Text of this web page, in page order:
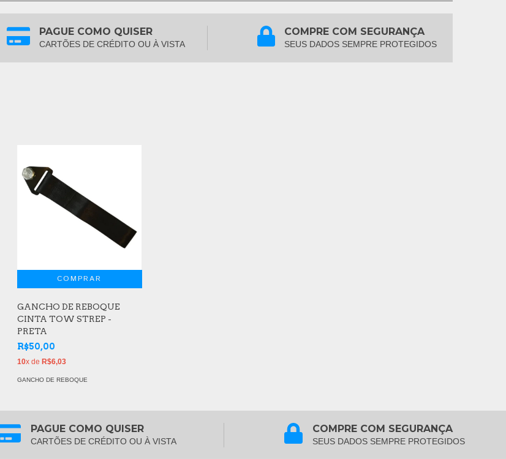
PAGUE COMO QUISER
CARTÕES DE CRÉDITO OU À VISTA
COMPRE COM SEGURANÇA
SEUS DADOS SEMPRE PROTEGIDOS
GANCHO DE REBOQUE
CINTA TOW STREP -
PRETA
R$50,00
10x de R$6,03
GANCHO DE REBOQUE
PAGUE COMO QUISER
CARTÕES DE CRÉDITO OU À VISTA
COMPRE COM SEGURANÇA
SEUS DADOS SEMPRE PROTEGIDOS